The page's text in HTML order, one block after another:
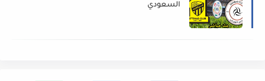
السعودي